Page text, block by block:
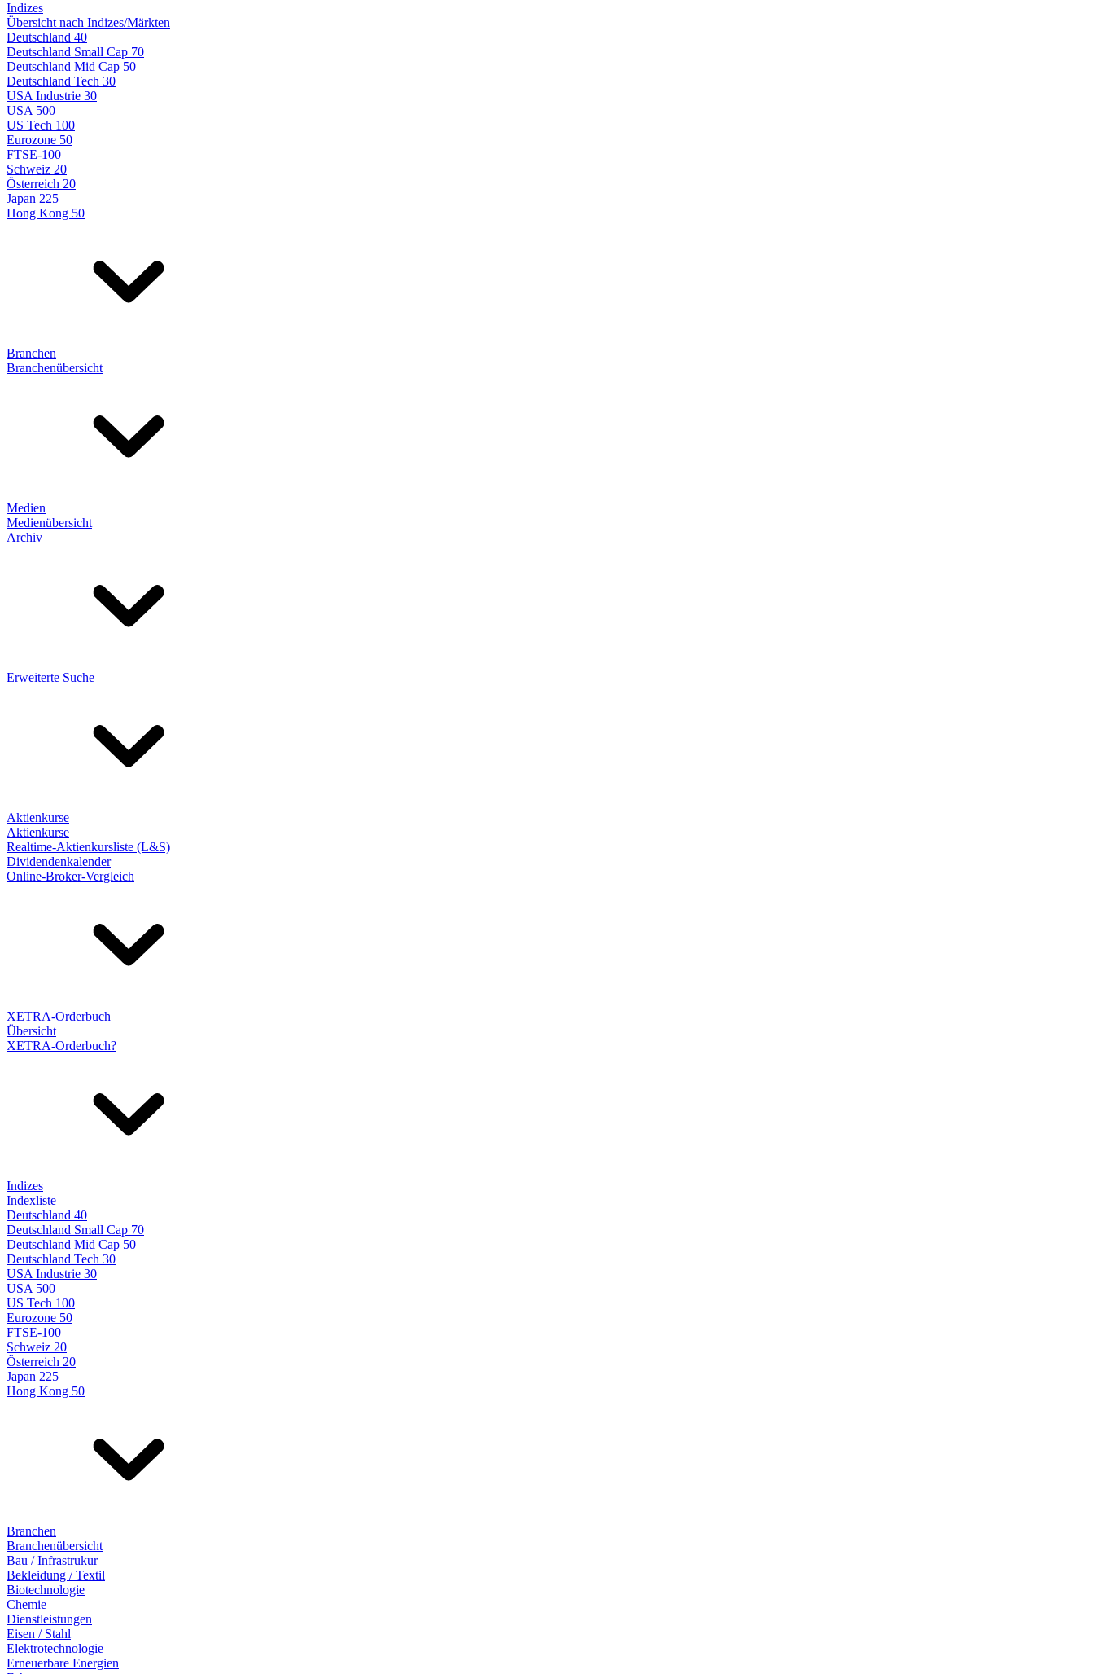
Indizes
Übersicht nach Indizes/Märkten
Deutschland 40
Deutschland Small Cap 70
Deutschland Mid Cap 50
Deutschland Tech 30
USA Industrie 30
USA 500
US Tech 100
Eurozone 50
FTSE-100
Schweiz 20
Österreich 20
Japan 225
Hong Kong 50
Branchen
Branchenübersicht
Medien
Medienübersicht
Archiv
Erweiterte Suche
Aktienkurse
Aktienkurse
Realtime-Aktienkursliste (L&S)
Dividendenkalender
Online-Broker-Vergleich
XETRA-Orderbuch
Übersicht
XETRA-Orderbuch?
Indizes
Indexliste
Deutschland 40
Deutschland Small Cap 70
Deutschland Mid Cap 50
Deutschland Tech 30
USA Industrie 30
USA 500
US Tech 100
Eurozone 50
FTSE-100
Schweiz 20
Österreich 20
Japan 225
Hong Kong 50
Branchen
Branchenübersicht
Bau / Infrastrukur
Bekleidung / Textil
Biotechnologie
Chemie
Dienstleistungen
Eisen / Stahl
Elektrotechnologie
Erneuerbare Energien